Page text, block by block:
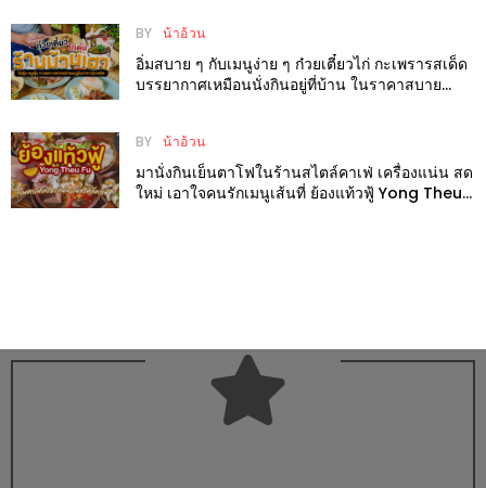
UP,
RAMA
3)
อาหาร
โดน
ใจ
HUAWEI
BY น้าอ้วน
อิ่มสบาย ๆ กับเมนูง่าย ๆ ก๋วยเตี๋ยวไก่ กะเพรารสเด็ด
บรรยากาศเหมือนนั่งกินอยู่ที่บ้าน ในราคาสบาย
BY น้าอ้วน
มานั่งกินเย็นตาโฟในร้านสไตล์คาเฟ่ เครื่องแน่น สด
ใหม่ เอาใจคนรักเมนูเส้นที่ ย้องแท้วฟู้ Yong Theu